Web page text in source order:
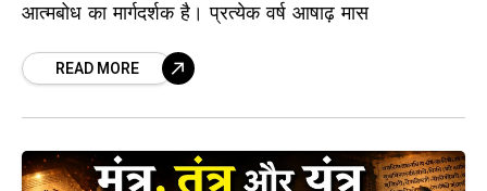
आत्मबोध का मार्गदर्शक है। प्रत्येक वर्ष आषाढ़ मास
READ MORE